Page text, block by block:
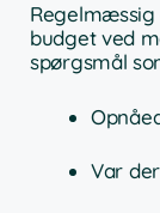
budget ved
spørgsmål
Var